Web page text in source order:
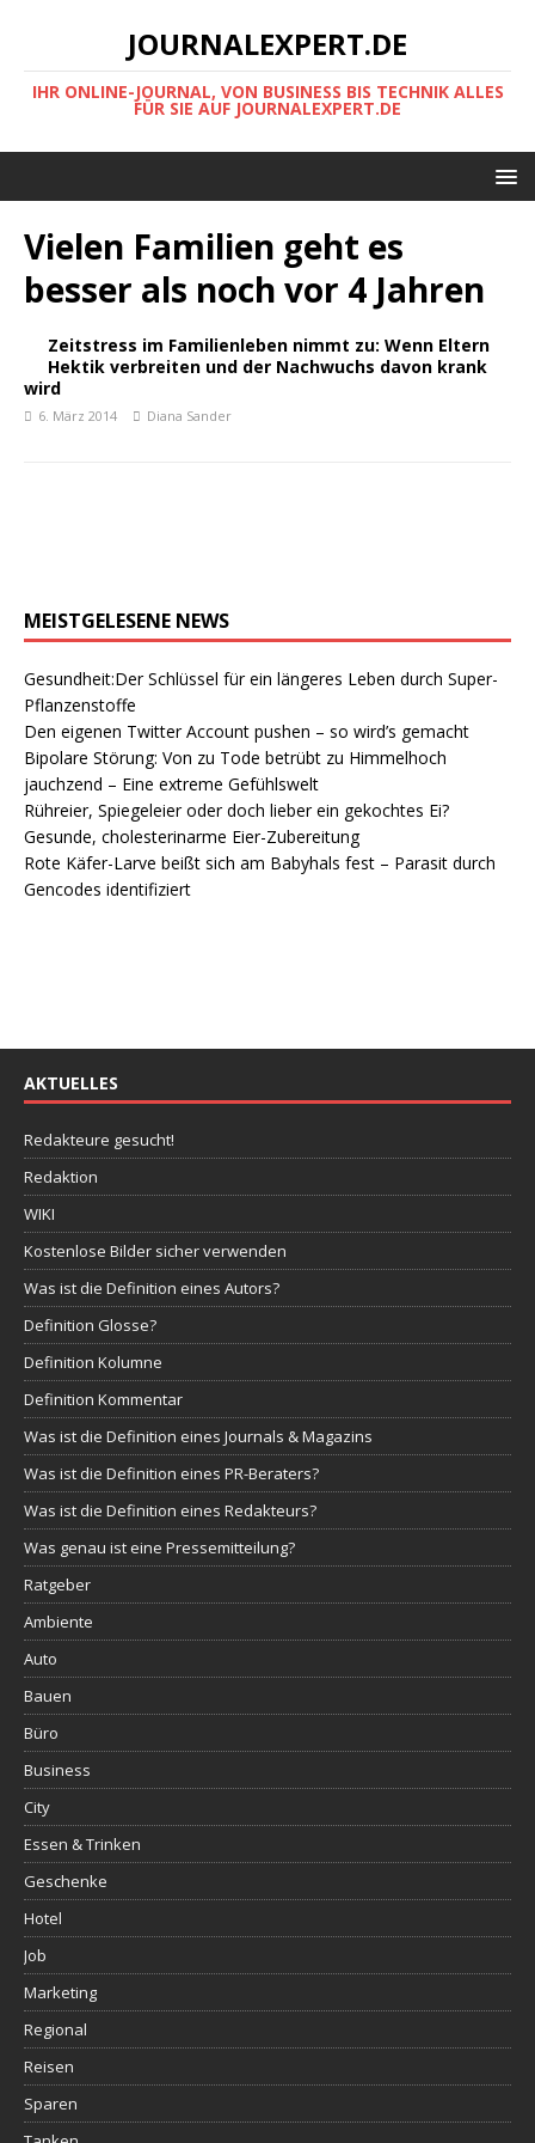
JOURNALEXPERT.DE
IHR ONLINE-JOURNAL, VON BUSINESS BIS TECHNIK ALLES
FÜR SIE AUF JOURNALEXPERT.DE
Vielen Familien geht es
besser als noch vor 4 Jahren
Zeitstress im Familienleben nimmt zu: Wenn Eltern
Hektik verbreiten und der Nachwuchs davon krank
wird
6. März 2014 Diana Sander
MEISTGELESENE NEWS
Gesundheit:Der Schlüssel für ein längeres Leben durch Super-
Pflanzenstoffe
Den eigenen Twitter Account pushen – so wird’s gemacht
Bipolare Störung: Von zu Tode betrübt zu Himmelhoch
jauchzend – Eine extreme Gefühlswelt
Rühreier, Spiegeleier oder doch lieber ein gekochtes Ei?
Gesunde, cholesterinarme Eier-Zubereitung
Rote Käfer-Larve beißt sich am Babyhals fest – Parasit durch
Gencodes identifiziert
AKTUELLES
Redakteure gesucht!
Redaktion
WIKI
Kostenlose Bilder sicher verwenden
Was ist die Definition eines Autors?
Definition Glosse?
Definition Kolumne
Definition Kommentar
Was ist die Definition eines Journals & Magazins
Was ist die Definition eines PR-Beraters?
Was ist die Definition eines Redakteurs?
Was genau ist eine Pressemitteilung?
Ratgeber
Ambiente
Auto
Bauen
Büro
Business
City
Essen & Trinken
Geschenke
Hotel
Job
Marketing
Regional
Reisen
Sparen